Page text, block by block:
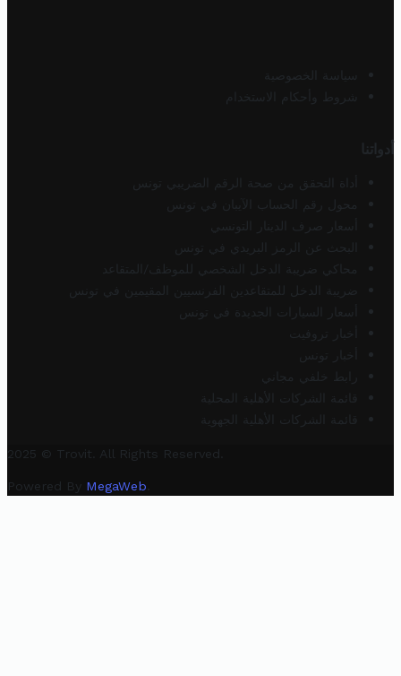
سياسة الخصوصية
شروط وأحكام الاستخدام
أدواتنا
أداة التحقق من صحة الرقم الضريبي تونس
محول رقم الحساب الآيبان في تونس
أسعار صرف الدينار التونسي
البحث عن الرمز البريدي في تونس
محاكي ضريبة الدخل الشخصي للموظف/المتقاعد
ضريبة الدخل للمتقاعدين الفرنسيين المقيمين في تونس
أسعار السيارات الجديدة في تونس
أخبار تروفيت
أخبار تونس
رابط خلفي مجاني
قائمة الشركات الأهلية المحلية
قائمة الشركات الأهلية الجهوية
2025 © Trovit. All Rights Reserved.
Powered By MegaWeb